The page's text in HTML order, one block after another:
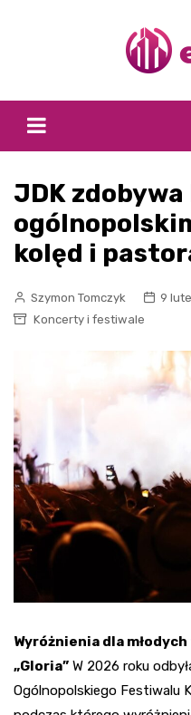
JDK
kolęd i
Szymon Tomczyk
9
Koncerty i festiwale
Wyróżnienia dla
„Gloria” W 2026 roku
Ogólnopolskiego Festiwalu